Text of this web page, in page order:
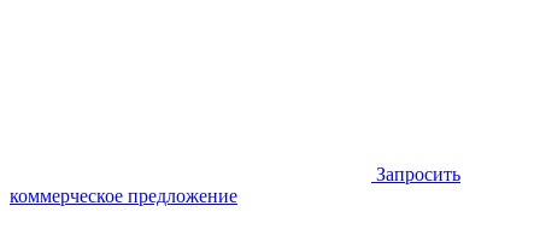
Запросить
коммерческое предложение